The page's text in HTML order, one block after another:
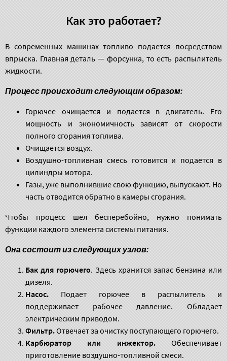
Как это работает?
В современных машинах топливо подается посредством
впрыска. Главная деталь — форсунка, то есть распылитель
жидкости.
Процесс происходит следующим образом:
Горючее очищается и подается в двигатель. Его
мощность и экономичность зависят от скорости
полного сгорания топлива.
Очищается воздух.
Воздушно-топливная смесь готовится и подается в
цилиндры мотора.
Газы, уже выполнившие свою функцию, выпускают. Но
часть отводится обратно в камеры сгорания.
Чтобы процесс шел бесперебойно, нужно понимать
функции каждого элемента системы питания.
Она состоит из следующих узлов:
Бак для горючего. Здесь хранится запас бензина или
дизеля.
Насос. Подает горючее в распылитель и
поддерживает рабочее давление. Обладает
электрическим приводом.
Фильтр.Отвечает за очистку поступающего горючего.
Карбюратор или инжектор.Обеспечивает
приготовление воздушно-топливной смеси.